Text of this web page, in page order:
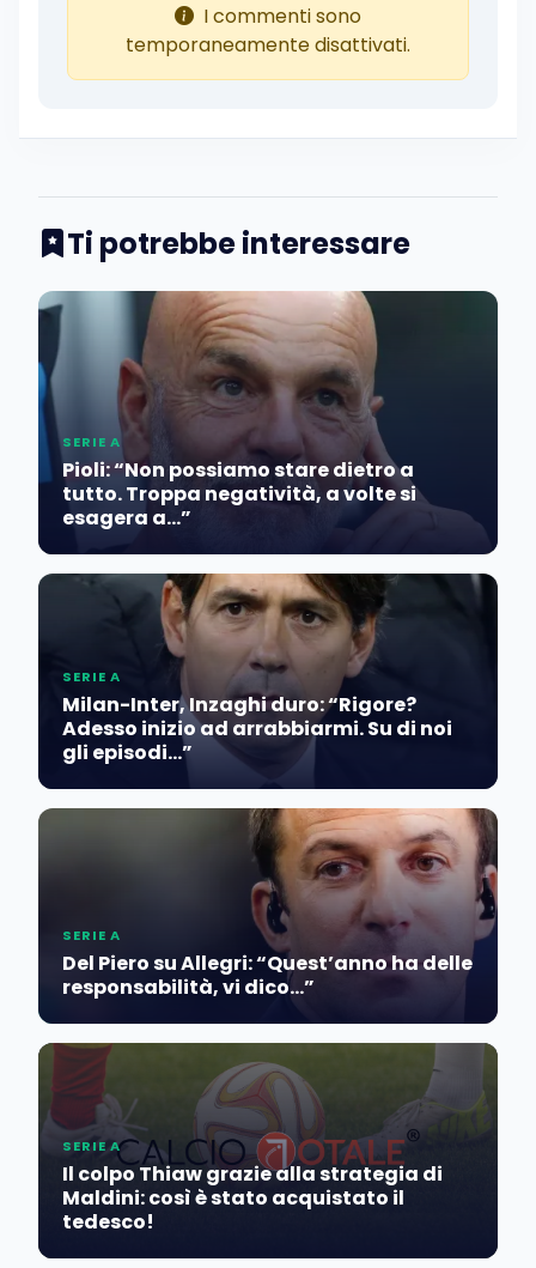
I commenti sono
temporaneamente disattivati.
Ti potrebbe interessare
SERIE A
Pioli: “Non possiamo stare dietro a
tutto. Troppa negatività, a volte si
esagera a…”
SERIE A
Milan-Inter, Inzaghi duro: “Rigore?
Adesso inizio ad arrabbiarmi. Su di noi
gli episodi…”
SERIE A
Del Piero su Allegri: “Quest’anno ha delle
responsabilità, vi dico…”
SERIE A
Il colpo Thiaw grazie alla strategia di
Maldini: così è stato acquistato il
tedesco!